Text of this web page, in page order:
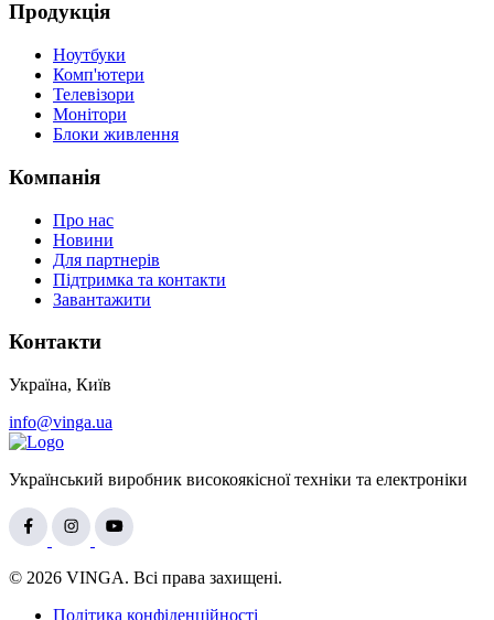
Продукція
Ноутбуки
Комп'ютери
Телевізори
Монітори
Блоки живлення
Компанія
Про нас
Новини
Для партнерів
Підтримка та контакти
Завантажити
Контакти
Україна, Київ
info@vinga.ua
Український виробник високоякісної техніки та електроніки
© 2026 VINGA. Всі права захищені.
Політика конфіденційності